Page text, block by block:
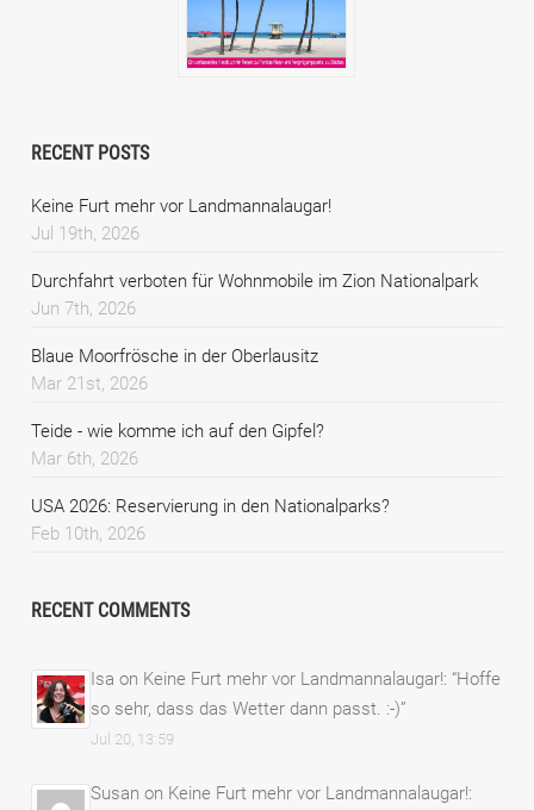
RECENT POSTS
Keine Furt mehr vor Landmannalaugar!
Jul 19th, 2026
Durchfahrt verboten für Wohnmobile im Zion Nationalpark
Jun 7th, 2026
Blaue Moorfrösche in der Oberlausitz
Mar 21st, 2026
Teide - wie komme ich auf den Gipfel?
Mar 6th, 2026
USA 2026: Reservierung in den Nationalparks?
Feb 10th, 2026
RECENT COMMENTS
Isa on Keine Furt mehr vor Landmannalaugar!: “Hoffe
so sehr, dass das Wetter dann passt. :-)”
Jul 20, 13:59
Susan on Keine Furt mehr vor Landmannalaugar!: